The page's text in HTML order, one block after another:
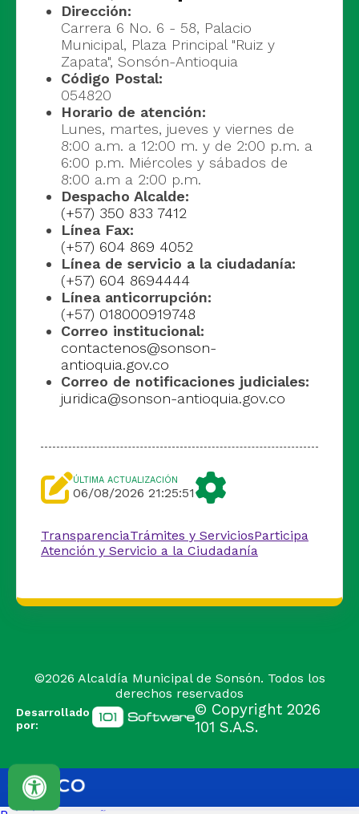
Dirección:
Carrera 6 No. 6 - 58, Palacio
Municipal, Plaza Principal "Ruiz y
Zapata", Sonsón-Antioquia
Código Postal:
054820
Horario de atención:
Lunes, martes, jueves y viernes de
8:00 a.m. a 12:00 m. y de 2:00 p.m. a
6:00 p.m. Miércoles y sábados de
8:00 a.m a 2:00 p.m.
Despacho Alcalde:
(+57) 350 833 7412
Línea Fax:
(+57) 604 869 4052
Línea de servicio a la ciudadanía:
(+57) 604 8694444
Línea anticorrupción:
(+57) 018000919748
Correo institucional:
contactenos@sonson-
antioquia.gov.co
Correo de notificaciones judiciales:
juridica@sonson-antioquia.gov.co
ÚLTIMA ACTUALIZACIÓN
06/08/2026 21:25:51
TransparenciaTrámites y ServiciosParticipa
Atención y Servicio a la Ciudadanía
©2026 Alcaldía Municipal de Sonsón. Todos los
derechos reservados
Desarrollado
por:
© Copyright 2026
101 S.A.S.